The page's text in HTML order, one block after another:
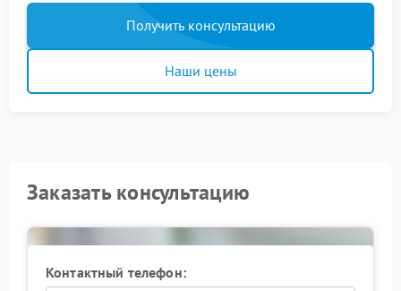
Получить консультацию
Наши цены
Заказать консультацию
Контактный телефон: